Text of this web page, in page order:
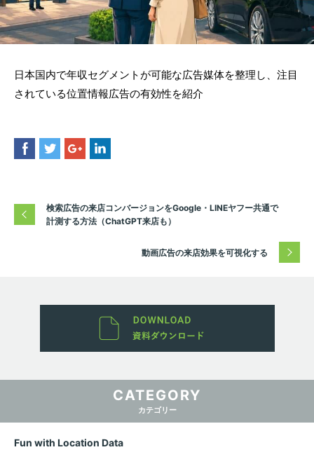
日本国内で年収セグメントが可能な広告媒体を整理し、注目
されている位置情報広告の有効性を紹介
検索広告の来店コンバージョンをGoogle・LINEヤフー共通で
計測する方法（ChatGPT来店も）
動画広告の来店効果を可視化する
CATEGORY
カテゴリー
Fun with Location Data